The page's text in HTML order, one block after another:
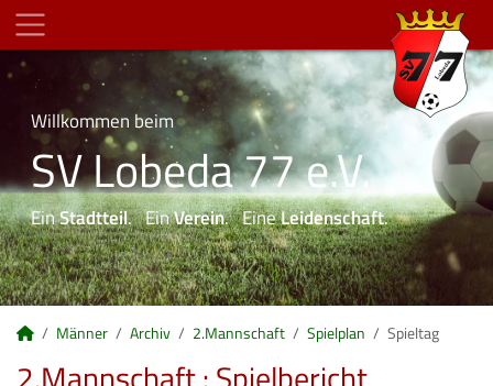
Willkommen beim
SV Lobeda 77 e.V.
EinStadtteil. EinVerein. EineLeidenschaft.
Männer Archiv 2.Mannschaft Spielplan Spieltag